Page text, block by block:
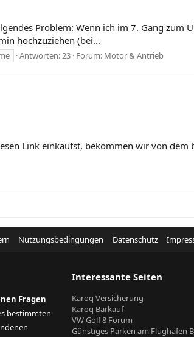
Problem: Wenn ich im 7. Gang zum
hochzuziehen (bei...
Antworten: 23 Forum: Motor & Antrieb
Link einkaufst, bekommen wir von dem
Nutzungsbedingungen Datenschutz
Fragen
bestimmten
Interessante Seiten
Karoq Versicherung
Karoq Barkauf
VW Golf 8 Forum
Günstiges Parken am Flughafen